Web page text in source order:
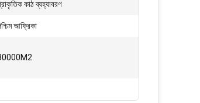
কাঠ ব্যহ্যাবরণ
আফ্রিকা